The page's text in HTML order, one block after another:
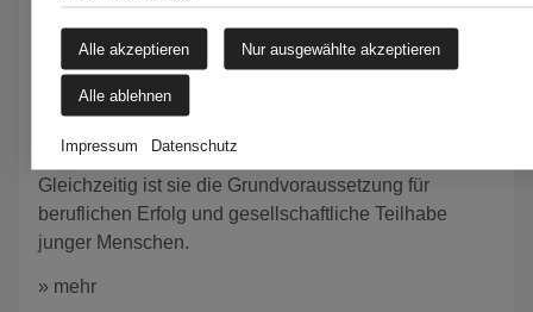
Alle akzeptieren Nur ausgewählte akzeptieren
Alle ablehnen
Impressum Datenschutz
AUSBILDUNGSWEGE NRW
Kolping-Bildungszentren Westfalen gem. GmbH
Ausbildung ist für Betriebe ein
Fachkräftenachwuchs zu sichern.
Gleichzeitig ist sie die Grundvoraussetzung für
beruflichen Erfolg und gesellschaftliche Teilhabe
junger Menschen.
» mehr